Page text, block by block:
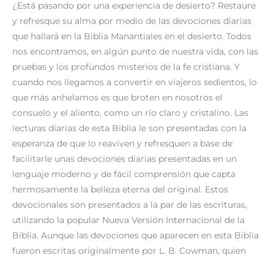
¿Está pasando por una experiencia de desierto? Restaure
y refresque su alma por medio de las devociones diarias
que hallará en la Biblia Manantiales en el desierto. Todos
nos encontramos, en algún punto de nuestra vida, con las
pruebas y los profundos misterios de la fe cristiana. Y
cuando nos llegamos a convertir en viajeros sedientos, lo
que más anhelamos es que broten en nosotros el
consuelo y el aliento, como un río claro y cristalino. Las
lecturas diarias de esta Biblia le son presentadas con la
esperanza de que lo reaviven y refresquen a base de
facilitarle unas devociones diarias presentadas en un
lenguaje moderno y de fácil comprensión que capta
hermosamente la belleza eterna del original. Estos
devocionales son presentados a la par de las escrituras,
utilizando la popular Nueva Versión Internacional de la
Biblia. Aunque las devociones que aparecen en esta Biblia
fueron escritas originalmente por L. B. Cowman, quien